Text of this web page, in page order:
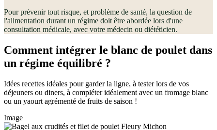
Pour prévenir tout risque, et problème de santé, la question de
l'alimentation durant un régime doit être abordée lors d'une
consultation médicale, avec votre médecin ou diététicien.
Comment intégrer le blanc de poulet dans
un régime équilibré ?
Idées recettes idéales pour garder la ligne, à tester lors de vos
déjeuners ou diners, à compléter idéalement avec un fromage blanc
ou un yaourt agrémenté de fruits de saison !
Image